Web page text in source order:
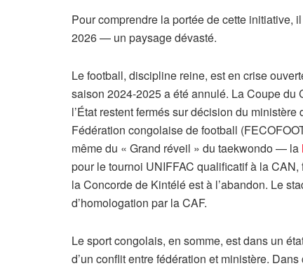
Pour comprendre la portée de cette initiative,
2026 — un paysage dévasté.
Le football, discipline reine, est en crise
saison 2024-2025 a été annulé. La Coupe
l’État restent fermés sur décision du
Fédération congolaise de football
même du « Grand réveil » du taekwondo — la
pour le tournoi UNIFFAC qualificatif à la
la Concorde de Kintélé est à l’abandon. Le
d’homologation par la CAF.
Le sport congolais, en somme, est dans un
d’un conflit entre fédération et ministère.